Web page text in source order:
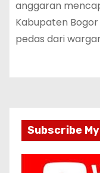
anggaran
Kabupaten
pedas dari
Subscribe